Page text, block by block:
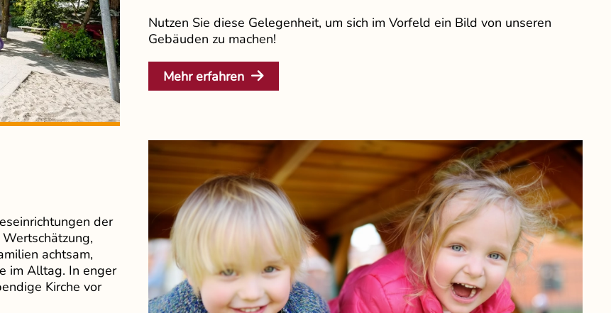
Nutzen Sie diese Gelegenheit, um sich im Vorfeld ein Bild von unseren
Gebäuden zu machen!
Mehr erfahren
der
achtsam,
im Alltag. In enger
Kirche vor